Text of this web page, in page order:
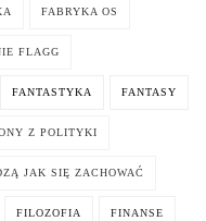
FABRYKA OS
FLAGG
FANTASTYKA FANTASY
Z POLITYKI
JAK SIĘ ZACHOWAĆ
FILOZOFIA FINANSE